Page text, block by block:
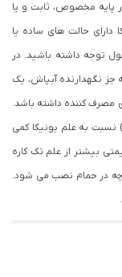
مخصوص، ثابت و یا
حالت های ساده یا
توجه داشته باشید. در
نگهدارنده آبپاش، یک
مصرف کننده داشته باشد.
به علم یونیکا کمی
بیشتر از علم تک کاره
در حمام نصب می شود.